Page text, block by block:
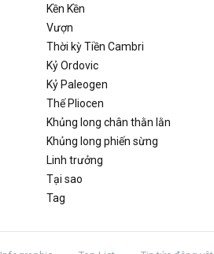
Kền Kền
Vượn
Thời kỳ Tiền Cambri
Kỷ Ordovic
Kỷ Paleogen
Thế Pliocen
Khủng long chân thằn lằn
Khủng long phiến sừng
Linh trưởng
Tại sao
Tag